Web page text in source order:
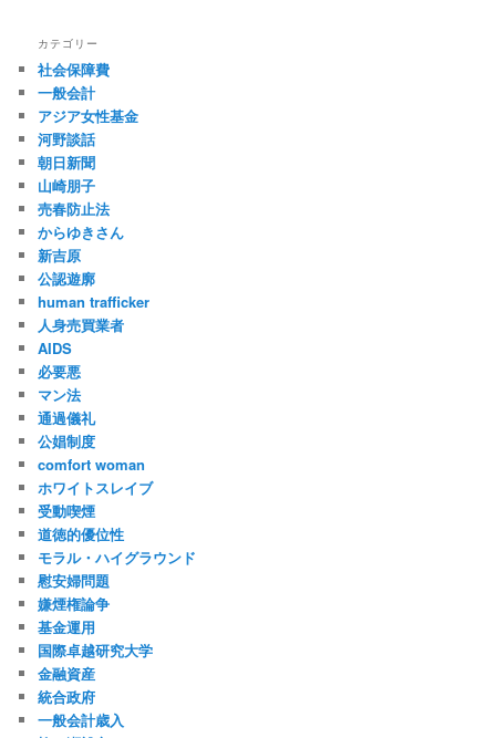
カテゴリー
社会保障費
一般会計
アジア女性基金
河野談話
朝日新聞
山崎朋子
売春防止法
からゆきさん
新吉原
公認遊廓
human trafficker
人身売買業者
AIDS
必要悪
マン法
通過儀礼
公娼制度
comfort woman
ホワイトスレイブ
受動喫煙
道徳的優位性
モラル・ハイグラウンド
慰安婦問題
嫌煙権論争
基金運用
国際卓越研究大学
金融資産
統合政府
一般会計歳入